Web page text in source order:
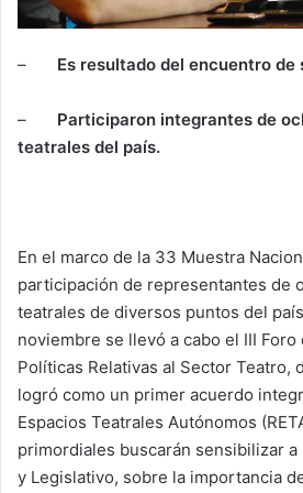
– Es resultado del encuentro de
– Participaron integrantes de
teatrales del país.
En el marco de la 33 Muestra
participación de representantes de
teatrales de diversos puntos del
noviembre se llevó a cabo el III Foro
Políticas Relativas al Sector Teatro,
logró como un primer acuerdo
Espacios Teatrales Autónomos
primordiales buscarán sensibilizar
y Legislativo, sobre la importancia